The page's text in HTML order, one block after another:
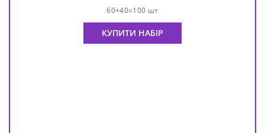
60+40=100 шт
КУПИТИ НАБІР